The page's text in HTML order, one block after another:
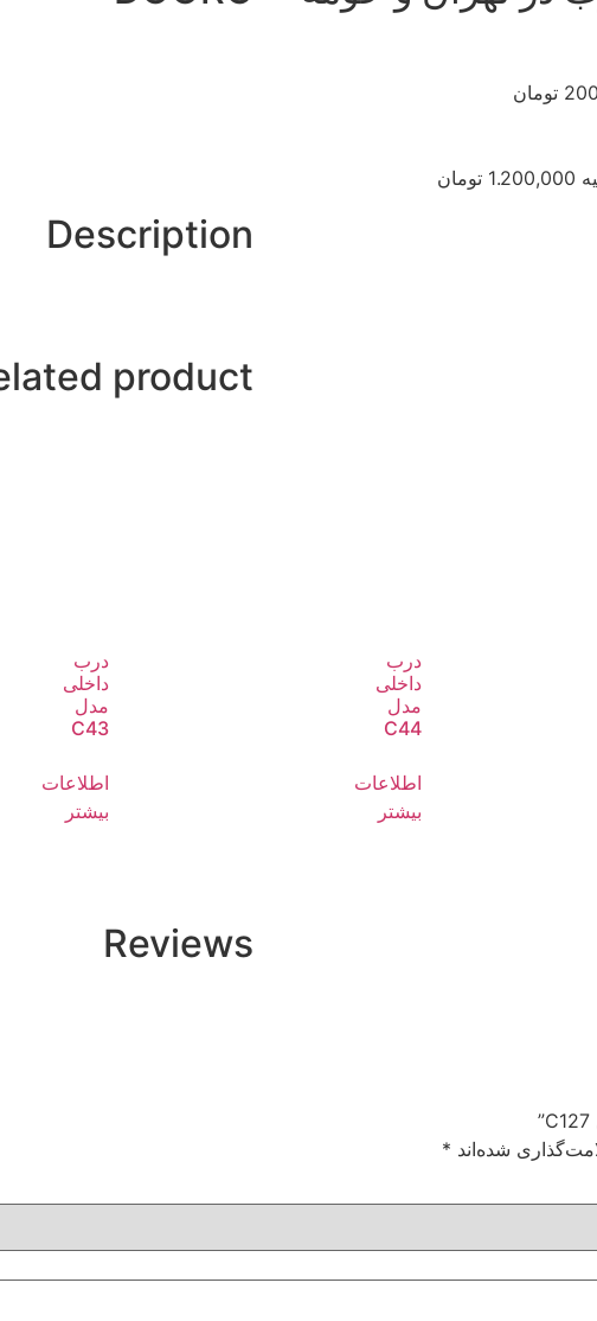
1.200,000 تومان
Description
product
درب
داخلی
مدل
C44
اطلاعات
بیشتر
درب
داخلی
مدل
C43
اطلاعات
بیشتر
Reviews
شده‌اند *